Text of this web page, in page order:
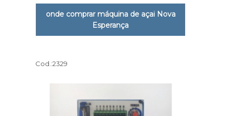
onde comprar máquina de açai Nova
Esperança
Cod.:2329